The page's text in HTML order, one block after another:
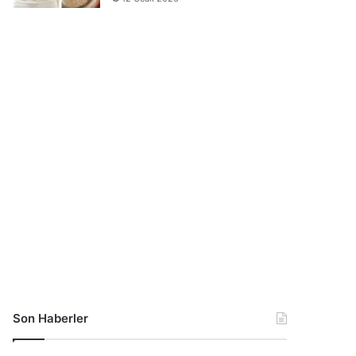
Son Haberler